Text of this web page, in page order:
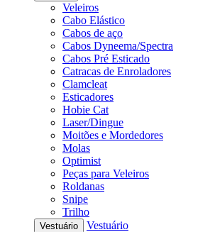
Veleiros
Cabo Elástico
Cabos de aço
Cabos Dyneema/Spectra
Cabos Pré Esticado
Catracas de Enroladores
Clamcleat
Esticadores
Hobie Cat
Laser/Dingue
Moitões e Mordedores
Molas
Optimist
Peças para Veleiros
Roldanas
Snipe
Trilho
Vestuário
Vestuário